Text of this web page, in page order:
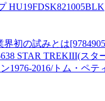
HU19FDSK821005BLK
初の試みとは
STAR TREKIII(ス
1976-2016/トム・ペ